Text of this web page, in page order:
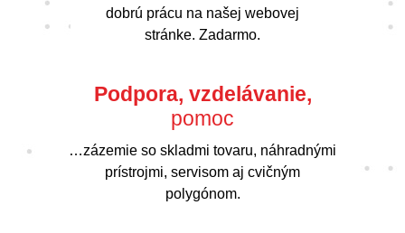
dobrú prácu na našej webovej
stránke. Zadarmo.
Podpora, vzdelávanie,
pomoc
…zázemie so skladmi tovaru, náhradnými
prístrojmi, servisom aj cvičným
polygónom.